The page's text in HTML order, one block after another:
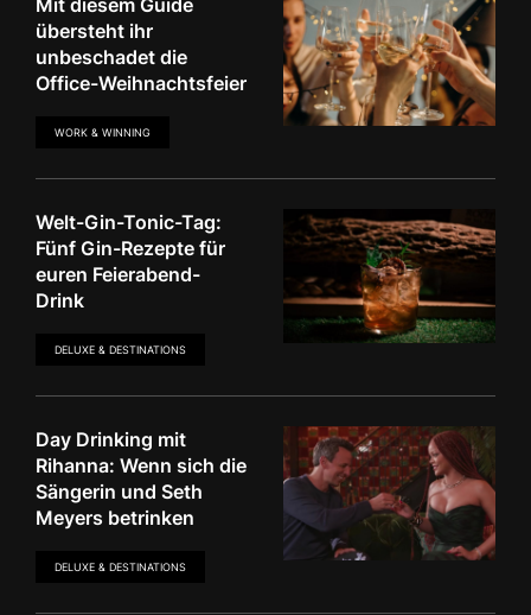
Mit diesem Guide
übersteht ihr
unbeschadet die
Office-Weihnachtsfeier
WORK & WINNING
Welt-Gin-Tonic-Tag:
Fünf Gin-Rezepte für
euren Feierabend-
Drink
DELUXE & DESTINATIONS
Day Drinking mit
Rihanna: Wenn sich die
Sängerin und Seth
Meyers betrinken
DELUXE & DESTINATIONS